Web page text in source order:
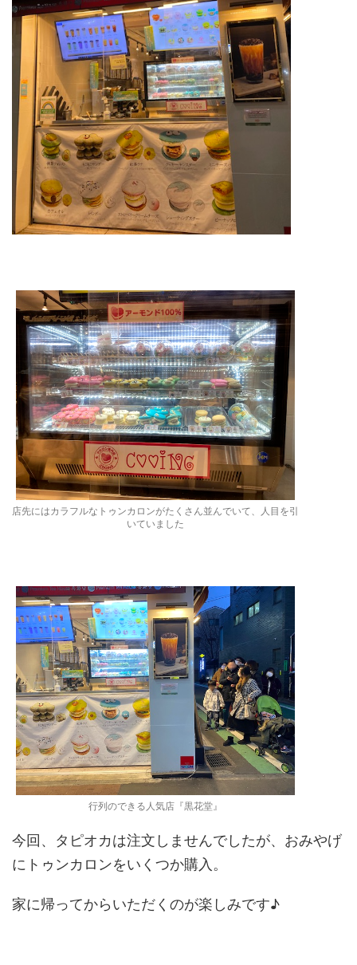
店先にはカラフルなトゥンカロンがたくさん並んでいて、人目を引
いていました
行列のできる人気店『黒花堂』
今回、タピオカは注文しませんでしたが、おみやげ
にトゥンカロンをいくつか購入。
家に帰ってからいただくのが楽しみです♪